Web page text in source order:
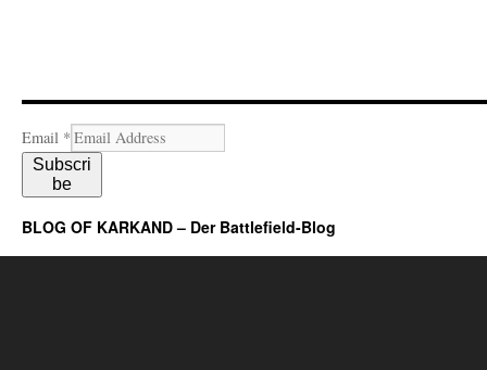
Email *
Subscri
be
BLOG OF KARKAND – Der Battlefield-Blog